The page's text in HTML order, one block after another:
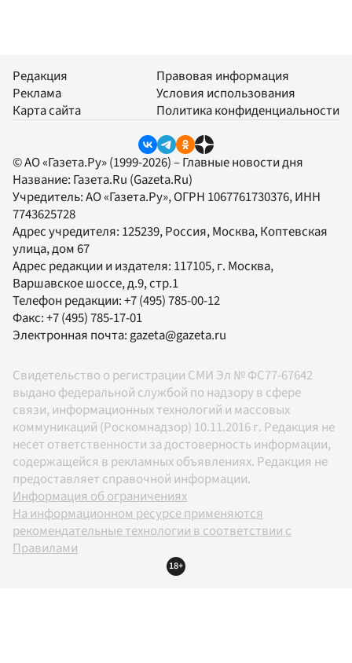
Редакция
Реклама
Карта сайта
Правовая информация
Условия использования
Политика конфиденциальности
© АО «Газета.Ру» (1999-2026) – Главные новости дня
Название: Газета.Ru (Gazeta.Ru)
Учредитель:АО «Газета.Ру», ОГРН 1067761730376, ИНН
7743625728
Адрес учредителя: 125239, Россия, Москва, Коптевская
улица, дом 67
Адрес редакции и издателя: 117105, г. Москва,
Варшавское шоссе, д.9, стр.1
Телефон редакции:+7 (495) 785-00-12
Факс:+7 (495) 785-17-01
Электронная почта:gazeta@gazeta.ru
Свидетельство о регистрации СМИ Эл № ФС77-67642
выдано федеральной службой по надзору в сфере
связи, информационных технологий и массовых
коммуникаций (Роскомнадзор) 10.11.2016 г. Редакция не
несет ответственности за достоверность информации,
содержащейся в рекламных объявлениях. Редакция не
предоставляет справочной информации.
Информация об ограничениях
На информационном ресурсе применяются
рекомендательные технологии в соответствии с
Правилами
18+